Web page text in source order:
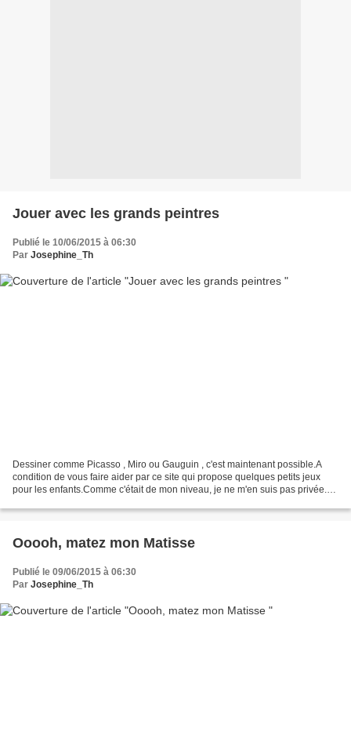
Jouer avec les grands peintres
Publié le 10/06/2015 à 06:30
Par Josephine_Th
Dessiner comme Picasso , Miro ou Gauguin , c'est maintenant possible.A
condition de vous faire aider par ce site qui propose quelques petits jeux
pour les enfants.Comme c'était de mon niveau, je ne m'en suis pas privée.
Ooooh, matez mon Matisse
Publié le 09/06/2015 à 06:30
Par Josephine_Th